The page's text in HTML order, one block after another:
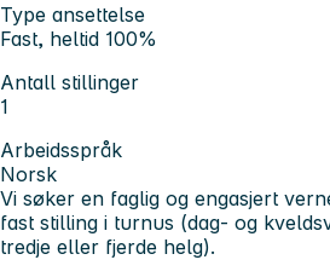
Type ansettelse
Fast, heltid 100%
Antall stillinger
1
Arbeidsspråk
Norsk
Vi søker en faglig og engasjert
fast stilling i turnus (dag- og
tredje eller fjerde helg).